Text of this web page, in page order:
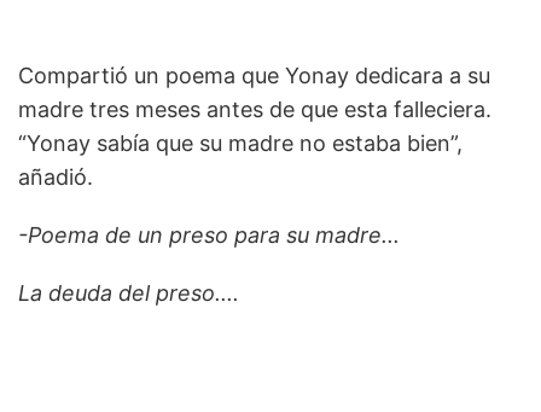
Compartió un poema que Yonay dedicara a su
madre tres meses antes de que esta falleciera.
“Yonay sabía que su madre no estaba bien”,
añadió.
-Poema de un preso para su madre...
La deuda del preso....